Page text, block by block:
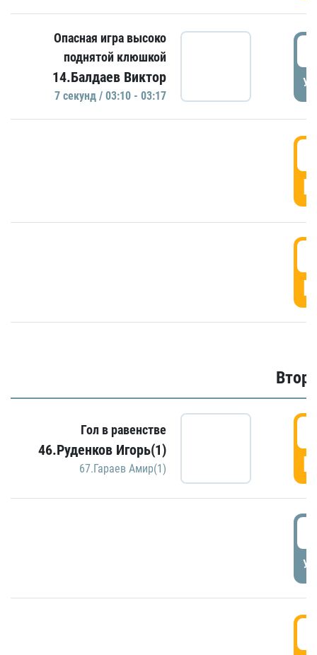
Опасная игра высоко
поднятой клюшкой
14.Балдаев Виктор
7 секунд / 03:10 - 03:17
Гол в равенстве
46.Руденков Игорь(1)
67.Гараев Амир(1)